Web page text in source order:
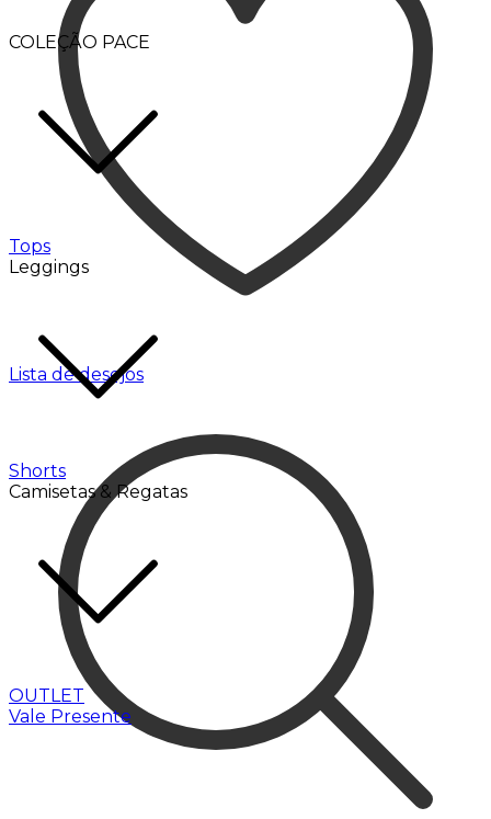
COLEÇÃO PACE
Tops
Leggings
Shorts
Camisetas & Regatas
OUTLET
Vale Presente
Lista de desejos